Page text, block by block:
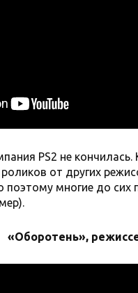
PS2 не
от других
многие до сих
«Оборотень»,